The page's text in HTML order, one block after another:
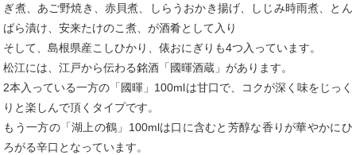
ぎ煮、あご野焼き、赤貝煮、しらうおかき揚げ、しじみ時雨煮、とん
ばら漬け、安来たけのこ煮、が酒肴として入り
そして、島根県産こしひかり、俵おにぎりも4つ入っています。
松江には、江戸から伝わる銘酒「國暉酒蔵」があります。
2本入っている一方の「國暉」100mlは甘口で、コクが深く味をじっく
りと楽しんで頂くタイプです。
もう一方の「湖上の鶴」100mlは口に含むと芳醇な香りが華やかにひ
ろがる辛口となっています。